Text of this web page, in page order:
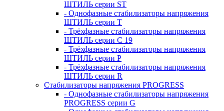
ШТИЛЬ серии ST
- Однофазные стабилизаторы напряжения
ШТИЛЬ серии T
- Трёхфазные стабилизаторы напряжения
ШТИЛЬ серии C 19
- Трёхфазные стабилизаторы напряжения
ШТИЛЬ серии P
- Трёхфазные стабилизаторы напряжения
ШТИЛЬ серии R
Стабилизаторы напряжения PROGRESS
- Однофазные стабилизаторы напряжения
PROGRESS серии G